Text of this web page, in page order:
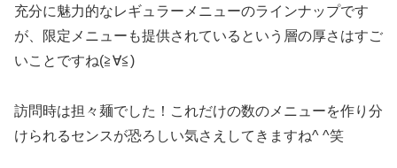
充分に魅力的なレギュラーメニューのラインナップです
が、限定メニューも提供されているという層の厚さはすご
いことですね(≧∀≦)
訪問時は担々麺でした！これだけの数のメニューを作り分
けられるセンスが恐ろしい気さえしてきますね^ ^笑